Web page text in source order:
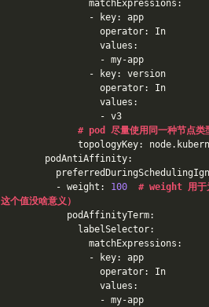
matchExpressions:
- key: app
operator: In
values:
- my-app
- key: version
operator: In
values:
- v3
# pod 尽量使用同一种节点类
topologyKey:
podAntiAffinity:
- weight: 100
# weight 用于
这个值没啥意义）
podAffinityTerm:
labelSelector:
matchExpressions:
- key: app
operator: In
values:
- my-app